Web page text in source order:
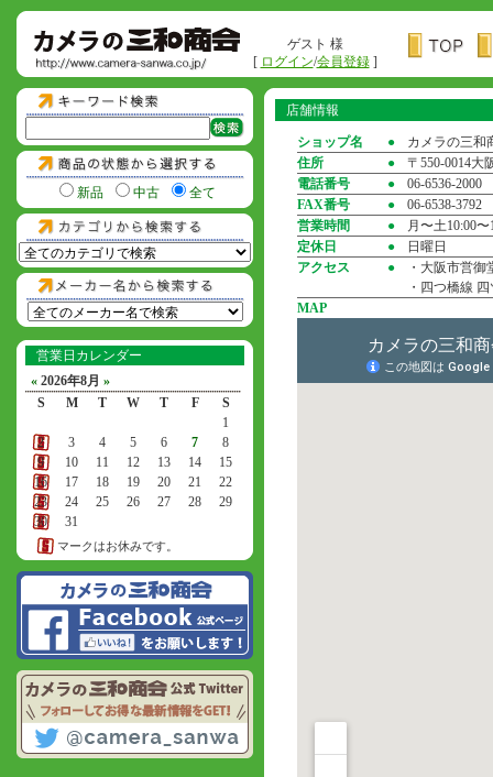
ゲスト 様
[ ログイン/会員登録]
新品 中古 全て
営業日カレンダー
« 2026年8月 »
S
M T W T F
S
1
2
3 4 5 6 7
8
9
10 11 12 13 14
15
16
17 18 19 20 21
22
23
24 25 26 27 28
29
30
31
マークはお休みです。
店舗情報
ショップ名 ●
カメラの三和
住所
●
〒550-0014大
電話番号
●
06-6536-2000
FAX番号
●
06-6538-3792
営業時間
●
月〜土10:00
定休日
●
日曜日
アクセス
●
・大阪市営
・四つ橋線
MAP